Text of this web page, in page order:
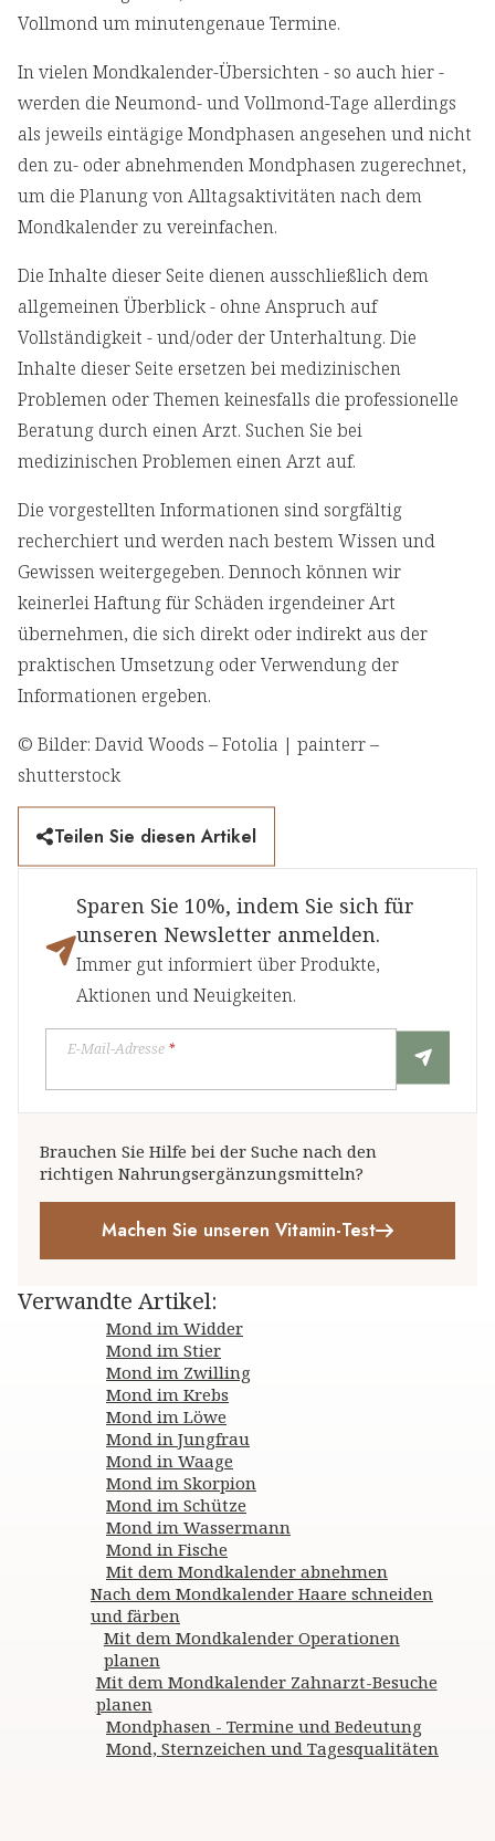
Vollmond um minutengenaue Termine.
In vielen Mondkalender-Übersichten - so auch hier -
werden die Neumond- und Vollmond-Tage allerdings
als jeweils eintägige Mondphasen angesehen und nicht
den zu- oder abnehmenden Mondphasen zugerechnet,
um die Planung von Alltagsaktivitäten nach dem
Mondkalender zu vereinfachen.
Die Inhalte dieser Seite dienen ausschließlich dem
allgemeinen Überblick - ohne Anspruch auf
Vollständigkeit - und/oder der Unterhaltung. Die
Inhalte dieser Seite ersetzen bei medizinischen
Problemen oder Themen keinesfalls die professionelle
Beratung durch einen Arzt. Suchen Sie bei
medizinischen Problemen einen Arzt auf.
Die vorgestellten Informationen sind sorgfältig
recherchiert und werden nach bestem Wissen und
Gewissen weitergegeben. Dennoch können wir
keinerlei Haftung für Schäden irgendeiner Art
übernehmen, die sich direkt oder indirekt aus der
praktischen Umsetzung oder Verwendung der
Informationen ergeben.
© Bilder: David Woods – Fotolia | painterr –
shutterstock
Teilen Sie diesen Artikel
Sparen Sie 10%, indem Sie sich für
unseren Newsletter anmelden.
Immer gut informiert über Produkte,
Aktionen und Neuigkeiten.
E-Mail-Adresse *
Brauchen Sie Hilfe bei der Suche nach den
richtigen Nahrungsergänzungsmitteln?
Machen Sie unseren Vitamin-Test
Verwandte Artikel:
Mond im Widder
Mond im Stier
Mond im Zwilling
Mond im Krebs
Mond im Löwe
Mond in Jungfrau
Mond in Waage
Mond im Skorpion
Mond im Schütze
Mond im Wassermann
Mond in Fische
Mit dem Mondkalender abnehmen
Nach dem Mondkalender Haare schneiden
und färben
Mit dem Mondkalender Operationen
planen
Mit dem Mondkalender Zahnarzt-Besuche
planen
Mondphasen - Termine und Bedeutung
Mond, Sternzeichen und Tagesqualitäten